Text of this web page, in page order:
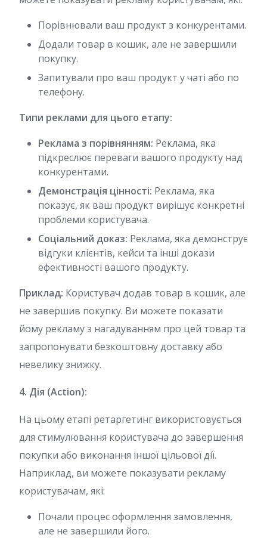
Порівнювали ваш продукт з конкурентами.
Додали товар в кошик, але не завершили
покупку.
Запитували про ваш продукт у чаті або по
телефону.
Типи реклами для цього етапу:
Реклама з порівнянням: Реклама, яка
підкреслює переваги вашого продукту над
конкурентами.
Демонстрація цінності: Реклама, яка
показує, як ваш продукт вирішує конкретні
проблеми користувача.
Соціальний доказ: Реклама, яка демонструє
відгуки клієнтів, кейси та інші докази
ефективності вашого продукту.
Приклад: Користувач додав товар в кошик, але
не завершив покупку. Ви можете показати
йому рекламу з нагадуванням про цей товар та
запропонувати безкоштовну доставку або
невелику знижку.
4. Дія (Action):
На цьому етапі ретаргетинг використовується
для стимулювання користувача до завершення
покупки або виконання іншої цільової дії.
Наприклад, ви можете показувати рекламу
користувачам, які:
Почали процес оформлення замовлення,
але не завершили його.